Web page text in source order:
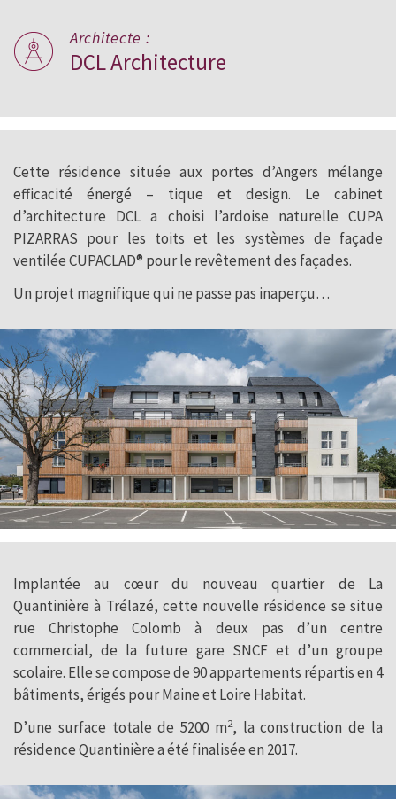
Architecte :
DCL Architecture
Cette résidence située aux portes d’Angers mélange
efficacité énergé – tique et design. Le cabinet
d’architecture DCL a choisi l’ardoise naturelle CUPA
PIZARRAS pour les toits et les systèmes de façade
ventilée CUPACLAD® pour le revêtement des façades.
Un projet magnifique qui ne passe pas inaperçu…
Implantée au cœur du nouveau quartier de La
Quantinière à Trélazé, cette nouvelle résidence se situe
rue Christophe Colomb à deux pas d’un centre
commercial, de la future gare SNCF et d’un groupe
scolaire. Elle se compose de 90 appartements répartis en 4
bâtiments, érigés pour Maine et Loire Habitat.
D’une surface totale de 5200 m2, la construction de la
résidence Quantinière a été finalisée en 2017.